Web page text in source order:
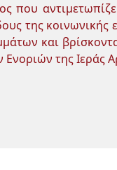
που
της
και
της Ιεράς